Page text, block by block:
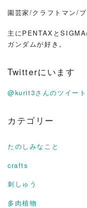
園芸家/クラフトマン/
主にPENTAXとSIGMA
ガンダムが好き。
Twitterにいます
@kurit3さんのツイート
カテゴリー
たのしみなこと
crafts
刺しゅう
多肉植物